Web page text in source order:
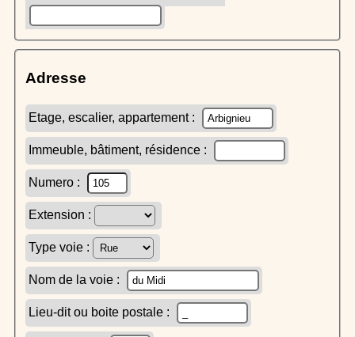
Adresse
Etage, escalier, appartement :
Immeuble, bâtiment, résidence :
Numero :
Extension :
Type voie :
Nom de la voie :
Lieu-dit ou boite postale :